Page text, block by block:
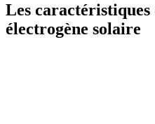
Les caractéristiques
électrogène solaire